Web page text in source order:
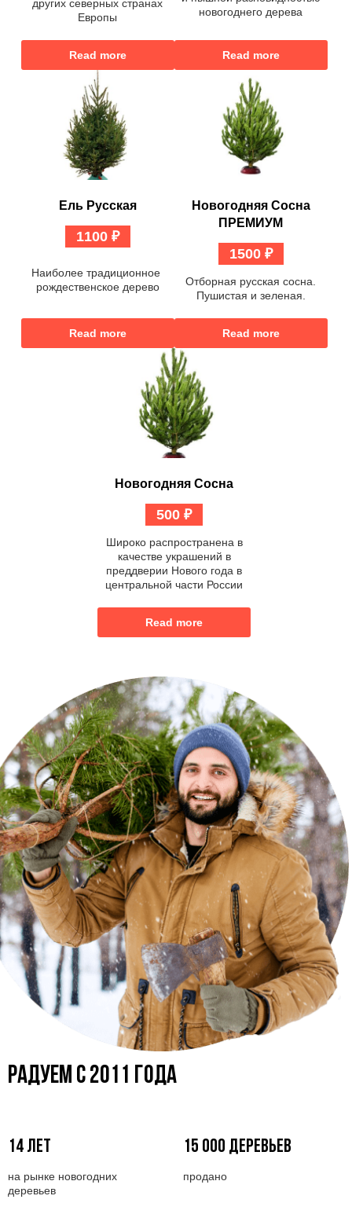
других северных странах
Европы
Read more
новогоднего дерева
Read more
Ель Русская
1100 ₽
Наиболее традиционное
рождественское дерево
Read more
Новогодняя Сосна
ПРЕМИУМ
1500 ₽
Отборная русская сосна.
Пушистая и зеленая.
Read more
Новогодняя Сосна
500₽
Широко распространена в
качестве украшений в
преддверии Нового года в
центральной части России
Read more
РАДУЕМ С 2011 ГОДА
14 ЛЕТ
на рынке новогодних
деревьев
15 000 ДЕРЕВЬЕВ
продано